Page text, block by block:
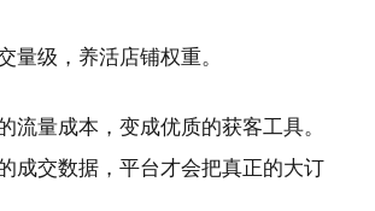
量级，养活店铺权重。
流量成本，变成优质的获客工具。
成交数据，平台才会把真正的大订